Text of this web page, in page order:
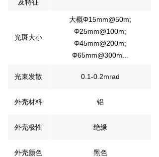
及特征
光斑大小
大概Φ15mm@50m;
Φ25mm@100m;
Φ45mm@200m;
Φ65mm@300m...
光束发散 0.1-0.2mrad
外壳材料 铝
外壳极性 绝缘
外壳颜色 黑色